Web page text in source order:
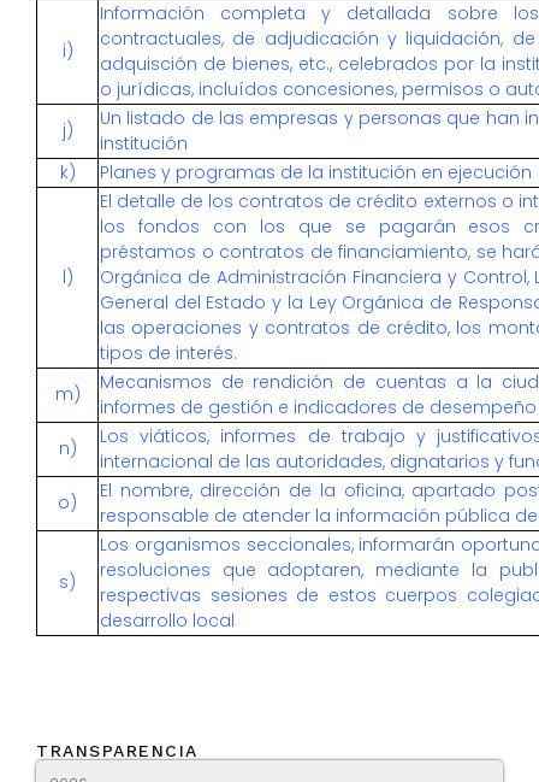
i)
Información completa y detallada sobre
contractuales, de adjudicación y liquidación,
adquisción de bienes, etc., celebrados por la
o jurídicas, incluídos concesiones, permisos o
j)
Un listado de las empresas y personas que han
institución
k)
Planes y programas de la institución en ejecución
l)
El detalle de los contratos de crédito externos o
los fondos con los que se pagarán esos
préstamos o contratos de financiamiento, se
Orgánica de Administración Financiera y
General del Estado y la Ley Orgánica de
las operaciones y contratos de crédito, los
tipos de interés.
m)
Mecanismos de rendición de cuentas a la
informes de gestión e indicadores de desempeño
n)
Los viáticos, informes de trabajo y
internacional de las autoridades, dignatarios y
o)
El nombre, dirección de la oficina, apartado
responsable de atender la información pública
s)
Los organismos seccionales, informarán
resoluciones que adoptaren, mediante la
respectivas sesiones de estos cuerpos
desarrollo local
TRANSPARENCIA